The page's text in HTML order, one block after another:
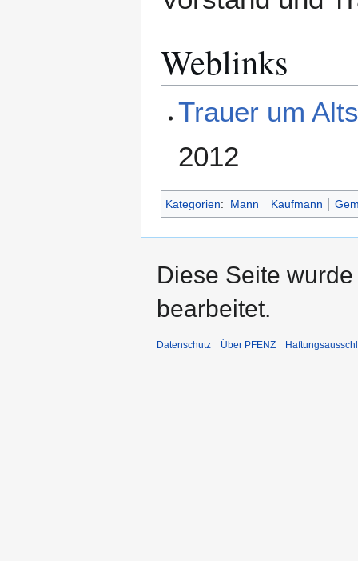
Weblinks
Trauer um
2012
Kategorien: Mann Kaufmann
Diese Seite
bearbeitet.
Datenschutz Über PFENZ